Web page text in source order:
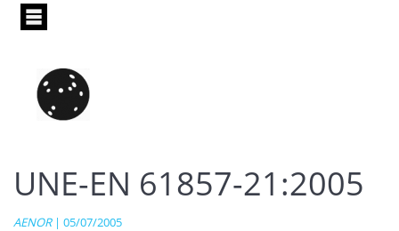
Pasar
principal
UNE-EN 61857-21:2005
AENOR| 05/07/2005